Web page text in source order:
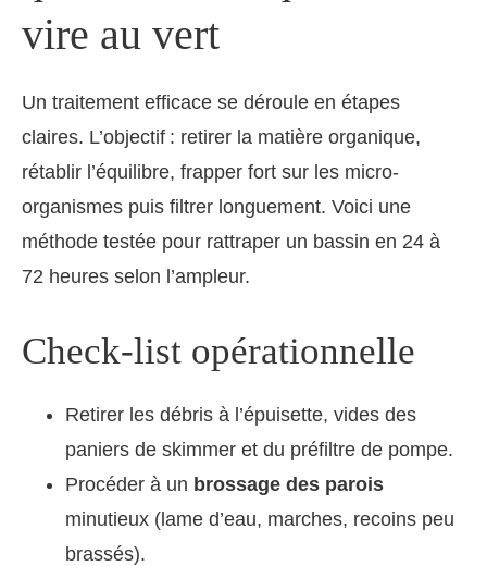
vire au vert
Un traitement efficace se déroule en étapes
claires. L’objectif : retirer la matière organique,
rétablir l’équilibre, frapper fort sur les micro-
organismes puis filtrer longuement. Voici une
méthode testée pour rattraper un bassin en 24 à
72 heures selon l’ampleur.
Check-list opérationnelle
Retirer les débris à l’épuisette, vides des
paniers de skimmer et du préfiltre de pompe.
Procéder à un brossage des parois
minutieux (lame d’eau, marches, recoins peu
brassés).